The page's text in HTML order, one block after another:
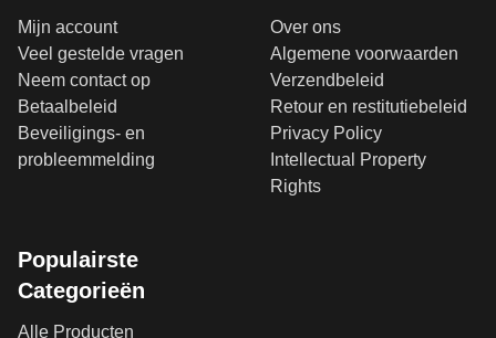
Mijn account
Veel gestelde vragen
Neem contact op
Betaalbeleid
Beveiligings- en
probleemmelding
Over ons
Algemene voorwaarden
Verzendbeleid
Retour en restitutiebeleid
Privacy Policy
Intellectual Property
Rights
Populairste
Categorieën
Alle Producten